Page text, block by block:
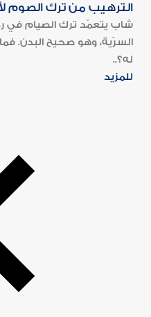
الترهيب من ترك الصوم
شاب يتعمّد ترك الصيام في
السرّية، وهو صحيح البدن.
له؟..
للمزيد